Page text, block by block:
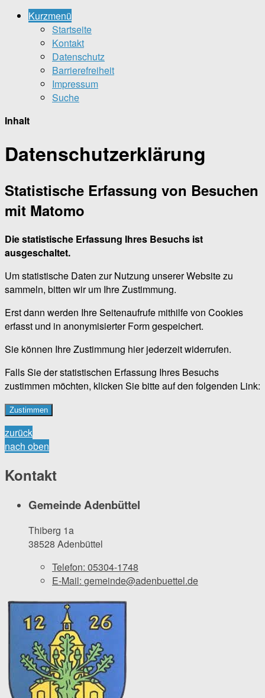
Kurzmenü
Startseite
Kontakt
Datenschutz
Barrierefreiheit
Impressum
Suche
Inhalt
Datenschutzerklärung
Statistische Erfassung von Besuchen
mit Matomo
Die statistische Erfassung Ihres Besuchs ist
ausgeschaltet.
Um statistische Daten zur Nutzung unserer Website zu
sammeln, bitten wir um Ihre Zustimmung.
Erst dann werden Ihre Seitenaufrufe mithilfe von Cookies
erfasst und in anonymisierter Form gespeichert.
Sie können Ihre Zustimmung hier jederzeit widerrufen.
Falls Sie der statistischen Erfassung Ihres Besuchs
zustimmen möchten, klicken Sie bitte auf den folgenden Link:
Zustimmen
zurück
nach oben
Kontakt
Gemeinde Adenbüttel
Thiberg 1a
38528 Adenbüttel
Telefon: 05304-1748
E-Mail: gemeinde@adenbuettel.de